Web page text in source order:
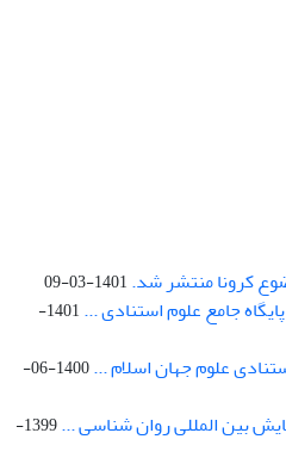
1401-03-09
1401-
1400-06-
بین المللی روان شناسی ...
1399-